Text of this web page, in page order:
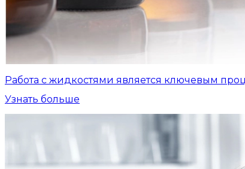
Работа с жидкостями является ключевым
Узнать больше